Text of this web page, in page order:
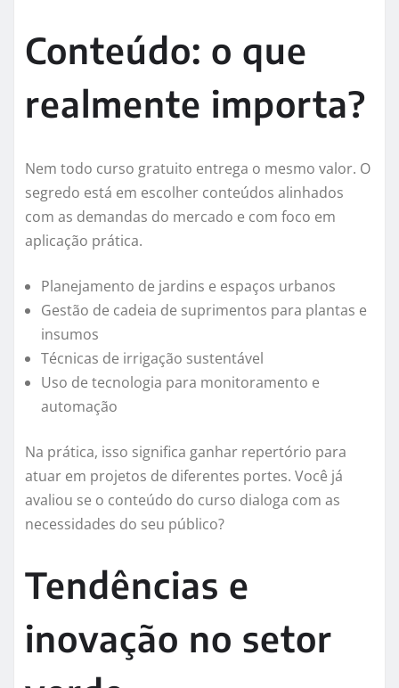
Conteúdo: o que
realmente importa?
Nem todo curso gratuito entrega o mesmo valor. O
segredo está em escolher conteúdos alinhados
com as demandas do mercado e com foco em
aplicação prática.
Planejamento de jardins e espaços urbanos
Gestão de cadeia de suprimentos para plantas e
insumos
Técnicas de irrigação sustentável
Uso de tecnologia para monitoramento e
automação
Na prática, isso significa ganhar repertório para
atuar em projetos de diferentes portes. Você já
avaliou se o conteúdo do curso dialoga com as
necessidades do seu público?
Tendências e
inovação no setor